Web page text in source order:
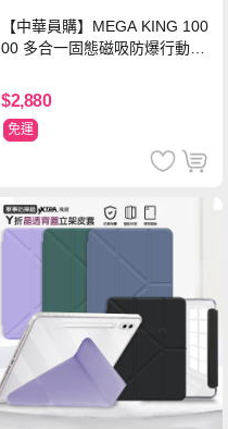
【中華員購】MEGA KING 100
00 多合一固態磁吸防爆行動電
$2,880
免運